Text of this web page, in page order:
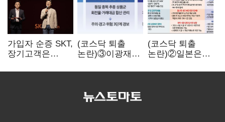
가입자 순증 SKT,
장기고객은
챙긴다
(코스닥 퇴출
논란)③이광재
자동차 없애지는
(코스닥 퇴출
논란)②일본은
기다려주는데